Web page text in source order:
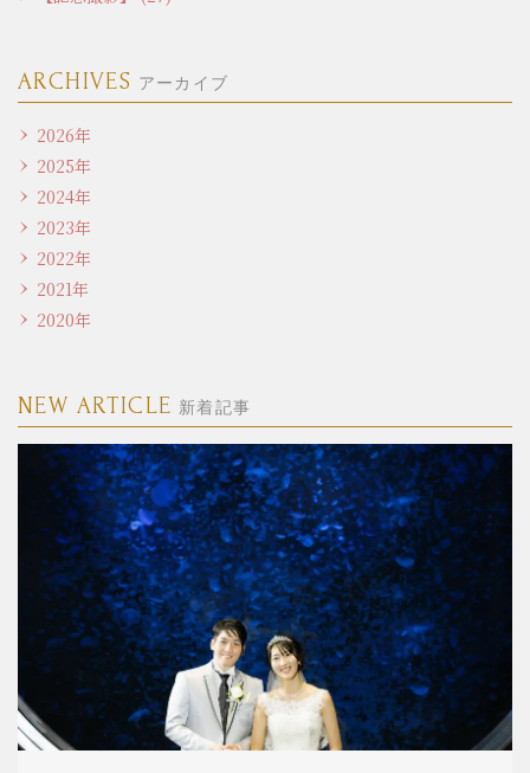
ARCHIVES アーカイブ
2026年
2025年
2024年
2023年
2022年
2021年
2020年
NEW ARTICLE 新着記事